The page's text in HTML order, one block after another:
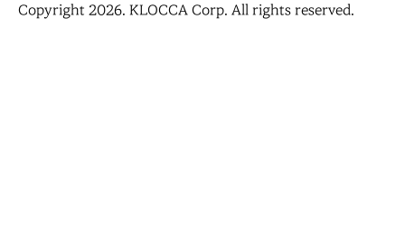
a
u
C
Copyright 2026. KLOCCA Corp. All rights reserved.